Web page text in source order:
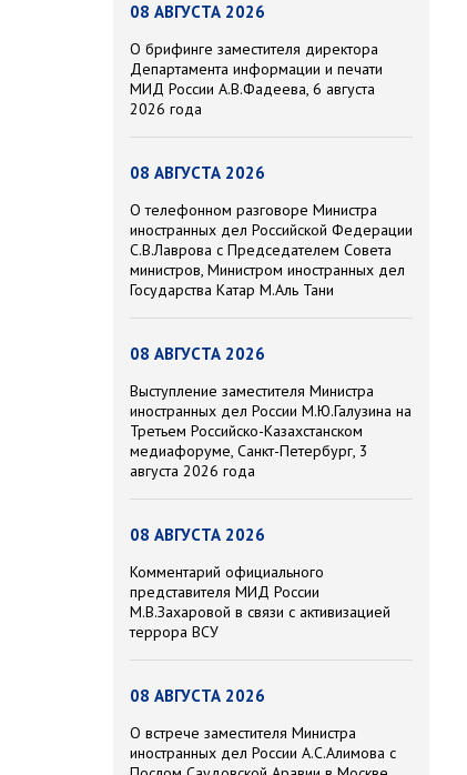
08 АВГУСТА 2026
О брифинге заместителя директора
Департамента информации и печати
МИД России А.В.Фадеева, 6 августа
2026 года
08 АВГУСТА 2026
О телефонном разговоре Министра
иностранных дел Российской Федерации
С.В.Лаврова с Председателем Совета
министров, Министром иностранных дел
Государства Катар М.Аль Тани
08 АВГУСТА 2026
Выступление заместителя Министра
иностранных дел России М.Ю.Галузина на
Третьем Российско-Казахстанском
медиафоруме, Санкт-Петербург, 3
августа 2026 года
08 АВГУСТА 2026
Комментарий официального
представителя МИД России
М.В.Захаровой в связи с активизацией
террора ВСУ
08 АВГУСТА 2026
О встрече заместителя Министра
иностранных дел России А.С.Алимова с